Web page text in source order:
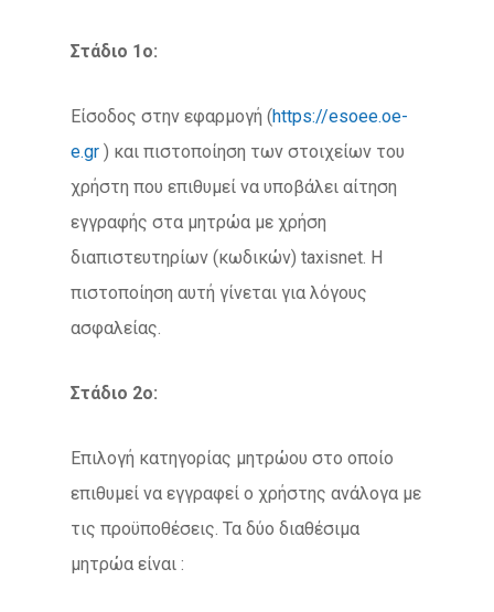
Στάδιο 1ο:
Είσοδος στην εφαρμογή (https://esoee.oe-
e.gr ) και πιστοποίηση των στοιχείων του
χρήστη που επιθυμεί να υποβάλει αίτηση
εγγραφής στα μητρώα με χρήση
διαπιστευτηρίων (κωδικών) taxisnet. Η
πιστοποίηση αυτή γίνεται για λόγους
ασφαλείας.
Στάδιο 2ο:
Επιλογή κατηγορίας μητρώου στο οποίο
επιθυμεί να εγγραφεί ο χρήστης ανάλογα με
τις προϋποθέσεις. Τα δύο διαθέσιμα
μητρώα είναι :